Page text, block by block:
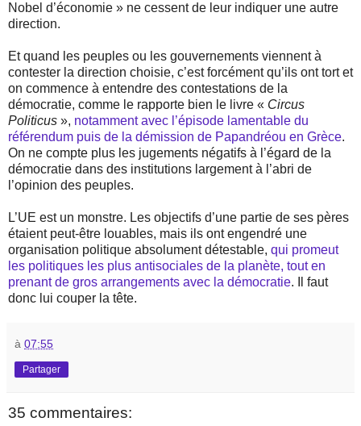
Nobel d’économie » ne cessent de leur indiquer une autre
direction.
Et quand les peuples ou les gouvernements viennent à
contester la direction choisie, c’est forcément qu’ils ont tort et
on commence à entendre des contestations de la
démocratie, comme le rapporte bien le livre « Circus
Politicus », notamment avec l’épisode lamentable du
référendum puis de la démission de Papandréou en Grèce.
On ne compte plus les jugements négatifs à l’égard de la
démocratie dans des institutions largement à l’abri de
l’opinion des peuples.
L’UE est un monstre. Les objectifs d’une partie de ses pères
étaient peut-être louables, mais ils ont engendré une
organisation politique absolument détestable, qui promeut
les politiques les plus antisociales de la planète, tout en
prenant de gros arrangements avec la démocratie. Il faut
donc lui couper la tête.
à 07:55
Partager
35 commentaires: